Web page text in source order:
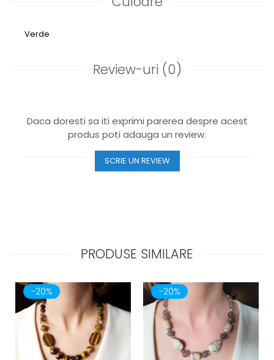
Verde
Review-uri (0)
Daca doresti sa iti exprimi parerea despre acest
produs poti adauga un review.
SCRIE UN REVIEW
PRODUSE SIMILARE
-20% -20%